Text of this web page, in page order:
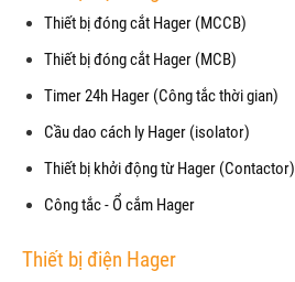
Thiết bị đóng cắt Hager (MCCB)
Thiết bị đóng cắt Hager (MCB)
Timer 24h Hager (Công tắc thời gian)
Cầu dao cách ly Hager (isolator)
Thiết bị khởi động từ Hager (Contactor)
Công tắc - Ổ cắm Hager
Thiết bị điện Hager